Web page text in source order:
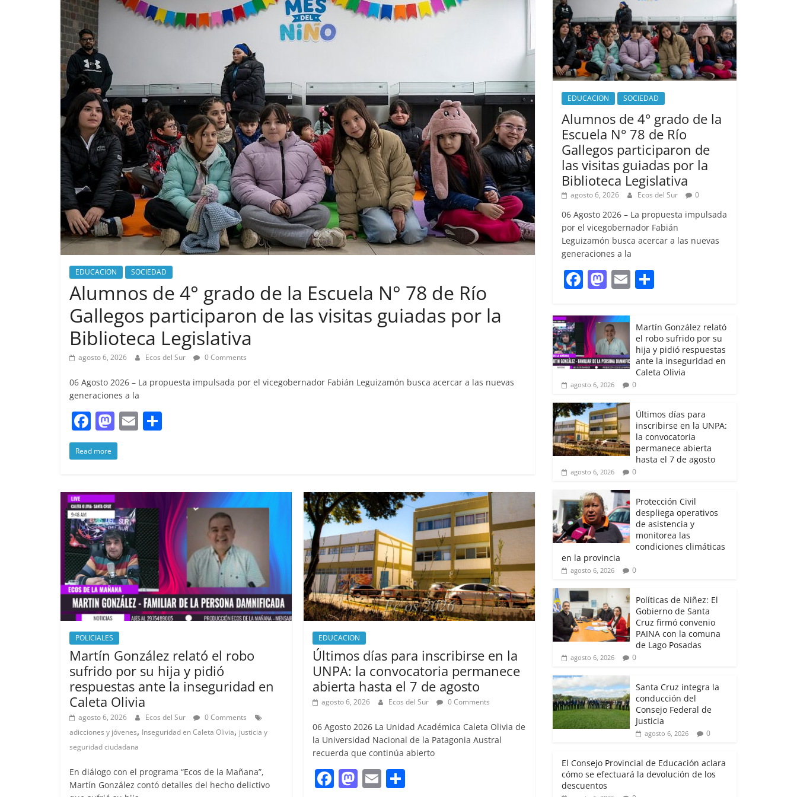
EDUCACION SOCIEDAD
Alumnos de 4° grado de la Escuela N° 78 de Río
Gallegos participaron de las visitas guiadas por la
Biblioteca Legislativa
agosto 6, 2026 Ecos del Sur 0 Comments
06 Agosto 2026 – La propuesta impulsada por el vicegobernador Fabián Leguizamón busca acercar a las nuevas
generaciones a la
F
a
c
b
o
o
k
M
a
st
d
o
n
E
Read more
POLICIALES
Martín González relató el robo
sufrido por su hija y pidió
respuestas ante la inseguridad en
Caleta Olivia
agosto 6, 2026 Ecos del Sur
0 Comments
adicciones y jóvenes, Inseguridad en Caleta Olivia, justicia y
seguridad ciudadana
En diálogo con el programa “Ecos de la Mañana”,
Martín González contó detalles del hecho delictivo
EDUCACION
Últimos días para inscribirse en la
UNPA: la convocatoria permanece
abierta hasta el 7 de agosto
agosto 6, 2026 Ecos del Sur 0 Comments
06 Agosto 2026 La Unidad Académica Caleta Olivia de
la Universidad Nacional de la Patagonia Austral
recuerda que continúa abierto
F M E
EDUCACION SOCIEDAD
Alumnos de 4° grado de la
Escuela N° 78 de Río
Gallegos participaron de
las visitas guiadas por la
Biblioteca Legislativa
agosto 6, 2026 Ecos del Sur 0
06 Agosto 2026 – La propuesta impulsada
por el vicegobernador Fabián
Leguizamón busca acercar a las nuevas
generaciones a la
F
c
e
b
o
o
k
M
st
o
d
o
n
E
ar
e
Martín González relató
el robo sufrido por su
hija y pidió respuestas
ante la inseguridad en
Caleta Olivia
agosto 6, 2026 0
Últimos días para
inscribirse en la UNPA:
la convocatoria
permanece abierta
hasta el 7 de agosto
agosto 6, 2026 0
Protección Civil
despliega operativos
de asistencia y
monitorea las
condiciones climáticas
en la provincia
agosto 6, 2026 0
Políticas de Niñez: El
Gobierno de Santa
Cruz firmó convenio
PAINA con la comuna
de Lago Posadas
agosto 6, 2026 0
Santa Cruz integra la
conducción del
Consejo Federal de
Justicia
agosto 6, 2026 0
El Consejo Provincial de Educación aclara
cómo se efectuará la devolución de los
descuentos